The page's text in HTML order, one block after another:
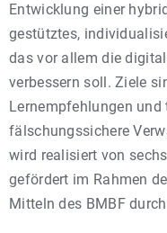
Entwicklung einer
gestütztes,
das vor allem die
verbessern soll. Ziele
Lernempfehlungen
fälschungssichere
wird realisiert von
gefördert im Rahmen
Mitteln des BMBF